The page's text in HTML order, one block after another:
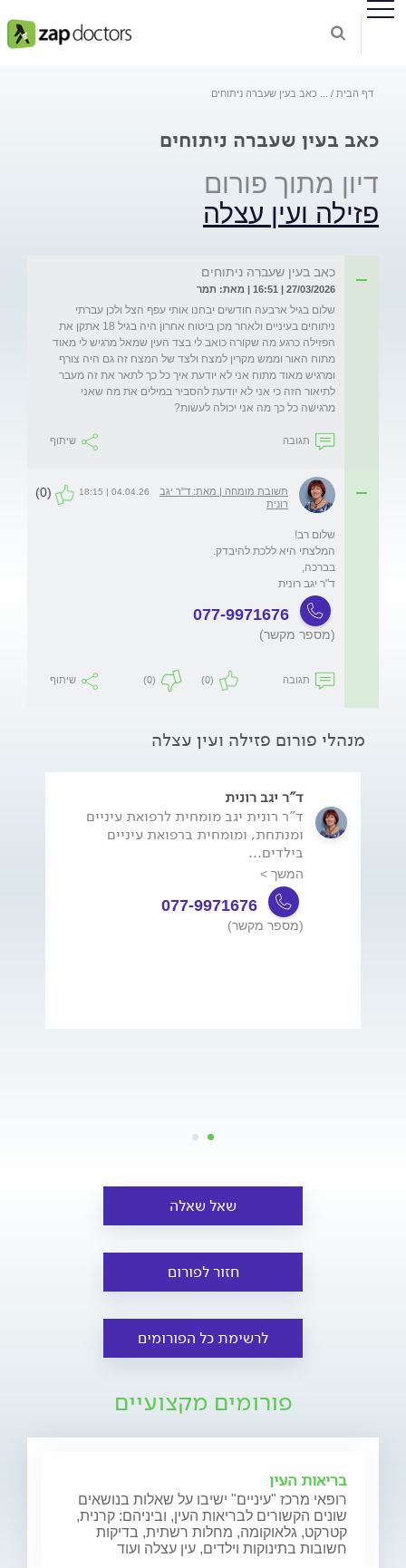
דף הבית כאב בעין שעברה ניתוחים
כאב בעין שעברה ניתוחים
דיון מתוך פורום
פזילה ועין עצלה
כאב בעין שעברה ניתוחים
27/03/2026 | 16:51 | מאת: תמר
שלום בגיל ארבעה חודשים יבחנו אותי עפף הצל ולכן עברתי
ניתוחים בעיניים ולאחר מכן ביטוח אחרון היה בגיל 18 אתקן את
הפזילה כרגע מה שקורה כואב לי בצד העין שמאל מרגיש לי מאוד
מתוח האור וממש מקרין למצח ולצד של המצח זה גם היה צורף
ומרגיש מאוד מתוח אני לא יודעת איך כל כך לתאר את זה מעבר
לתיאור הזה כי אני לא יודעת להסביר במילים את מה שאני
מרגישה כל כך מה אני יכולה לעשות?
תגובה שיתוף
תשובת מומחה | מאת: ד"ר יגב
רונית
04.04.26 | 18:15
(0)
ד"ר יגב רונית
077-9971676
(מספר מקשר)
תגובה (0)
(0) שיתוף
מנהלי פורום פזילה ועין עצלה
ד"ר יגב רונית
ד"ר רונית יגב מומחית לרפואת עיניים
ומנתחת, ומומחית ברפואת עיניים
בילדים...
המשך >
077-9971676
(מספר מקשר)
שאל שאלה
חזור לפורום
לרשימת כל הפורומים
פורומים מקצועיים
בריאות העין
רופאי מרכז "עיניים" ישיבו על שאלות בנושאים
שונים הקשורים לבריאות העין, וביניהם: קרנית,
קטרקט, גלאוקומה, מחלות רשתית, בדיקות
חשובות בתינוקות וילדים, עין עצלה ועוד